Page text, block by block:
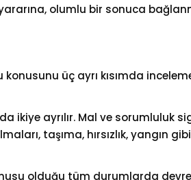
olumlu bir sonuca
üç ayrı kısımda
ikiye ayrılır. Mal ve sorumluluk
taşıma, hırsızlık, yangın
olduğu tüm durumlarda